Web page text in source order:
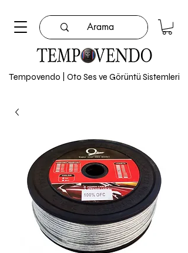
Tempovendo | Oto Ses ve Görüntü Sistemleri